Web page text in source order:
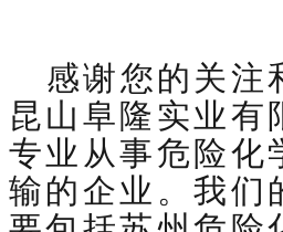
感谢您的关注
昆山阜隆实业有
专业从事危险化
输的企业。我们